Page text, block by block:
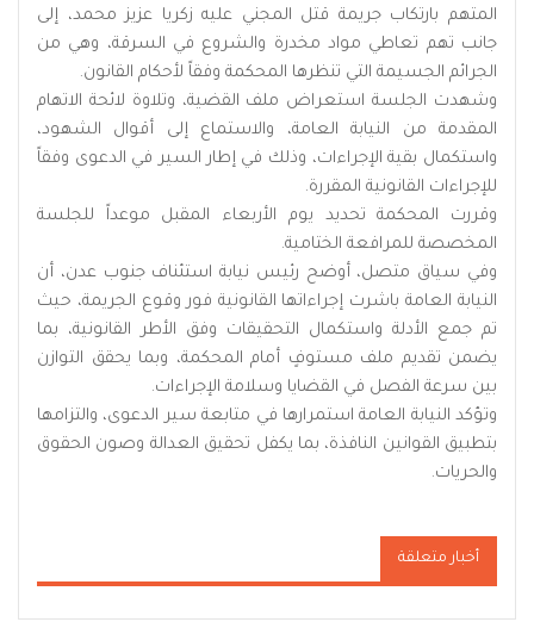
المتهم بارتكاب جريمة قتل المجني عليه زكريا عزيز محمد، إلى
جانب تهم تعاطي مواد مخدرة والشروع في السرقة، وهي من
الجرائم الجسيمة التي تنظرها المحكمة وفقاً لأحكام القانون.
وشهدت الجلسة استعراض ملف القضية، وتلاوة لائحة الاتهام
المقدمة من النيابة العامة، والاستماع إلى أقوال الشهود،
واستكمال بقية الإجراءات، وذلك في إطار السير في الدعوى وفقاً
للإجراءات القانونية المقررة.
وقررت المحكمة تحديد يوم الأربعاء المقبل موعداً للجلسة
المخصصة للمرافعة الختامية.
وفي سياق متصل، أوضح رئيس نيابة استئناف جنوب عدن، أن
النيابة العامة باشرت إجراءاتها القانونية فور وقوع الجريمة، حيث
تم جمع الأدلة واستكمال التحقيقات وفق الأطر القانونية، بما
يضمن تقديم ملف مستوفٍ أمام المحكمة، وبما يحقق التوازن
بين سرعة الفصل في القضايا وسلامة الإجراءات.
وتؤكد النيابة العامة استمرارها في متابعة سير الدعوى، والتزامها
بتطبيق القوانين النافذة، بما يكفل تحقيق العدالة وصون الحقوق
والحريات.
أخبار متعلقة